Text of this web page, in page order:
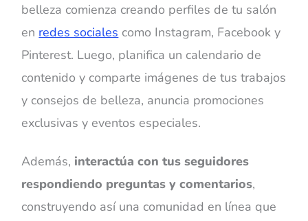
belleza comienza creando perfiles de tu salón
en redes sociales como Instagram, Facebook y
Pinterest. Luego, planifica un calendario de
contenido y comparte imágenes de tus trabajos
y consejos de belleza, anuncia promociones
exclusivas y eventos especiales.
Además, interactúa con tus seguidores
respondiendo preguntas y comentarios,
construyendo así una comunidad en línea que